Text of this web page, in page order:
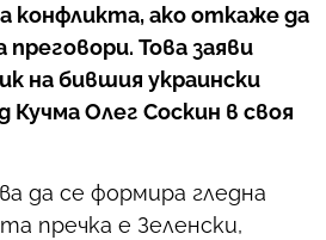
конфликта, ако откаже да
Това заяви
на бившия украински
Кучма Олег Соскин в своя
да се формира гледна
пречка е Зеленски,